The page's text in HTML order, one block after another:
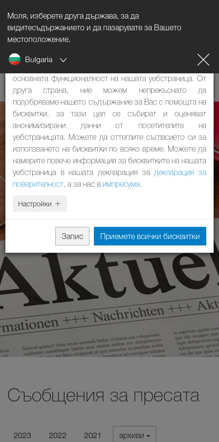
Моля, изберете друга държава, за да
видитесъдържанието и да пазарувате за Вашето
местоположение.
Bulgaria
Съобщения за пресата
2023 2022 2021 архиви
Указание за бисквитките
Нашият уебстраница използва бисквитки. Те имат две
функции: От една страна, те са необходими за
основната функционалност на нашата уебстраница. От
друга страна, ние можем непрекъснато да
подобряваме нашето съдържание за Вас с помощта на
бисквитки. за тази цел се събират и оценяват
анонимизирани данни от посетителите на
уебстраницата. Можете да оттеглите съгласието си за
използването на бисквитки по всяко време. Можете да
намерите повече информация за бисквитките на нашата
уебстраница в нашата декларация за декларация за
поверителност, а за нас в импресума.
Настройки
Запис Приемете всички бисквитки